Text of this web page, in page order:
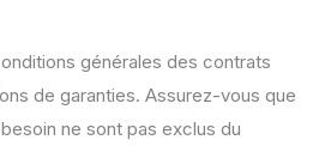
générales des contrats
de garanties. Assurez-vous que
ne sont pas exclus du